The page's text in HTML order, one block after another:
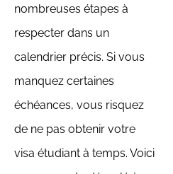
nombreuses étapes à
respecter dans un
calendrier précis. Si vous
manquez certaines
échéances, vous risquez
de ne pas obtenir votre
visa étudiant à temps. Voici